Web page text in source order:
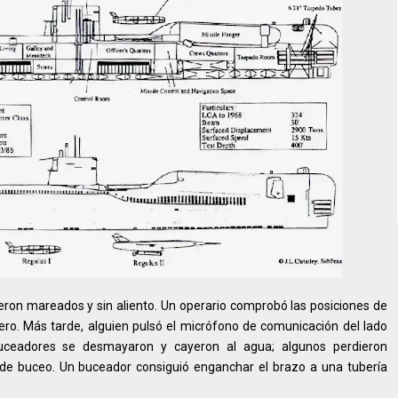
mareados y sin aliento. Un operario comprobó las posiciones de
Más tarde, alguien pulsó el micrófono de comunicación del lado
se desmayaron y cayeron al agua; algunos perdieron
buceo. Un buceador consiguió enganchar el brazo a una tubería